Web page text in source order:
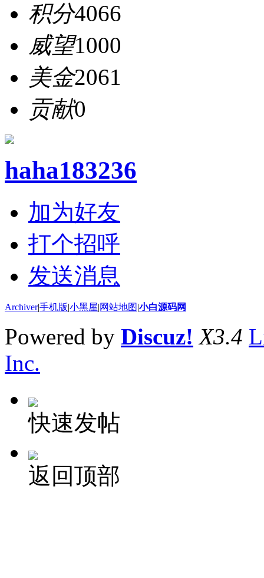
积分4066
威望1000
美金2061
贡献0
haha183236
加为好友
打个招呼
发送消息
Archiver|手机版|小黑屋|网站地图|小白源码网
Powered by Discuz! X3.4
Inc.
快速发帖
返回顶部